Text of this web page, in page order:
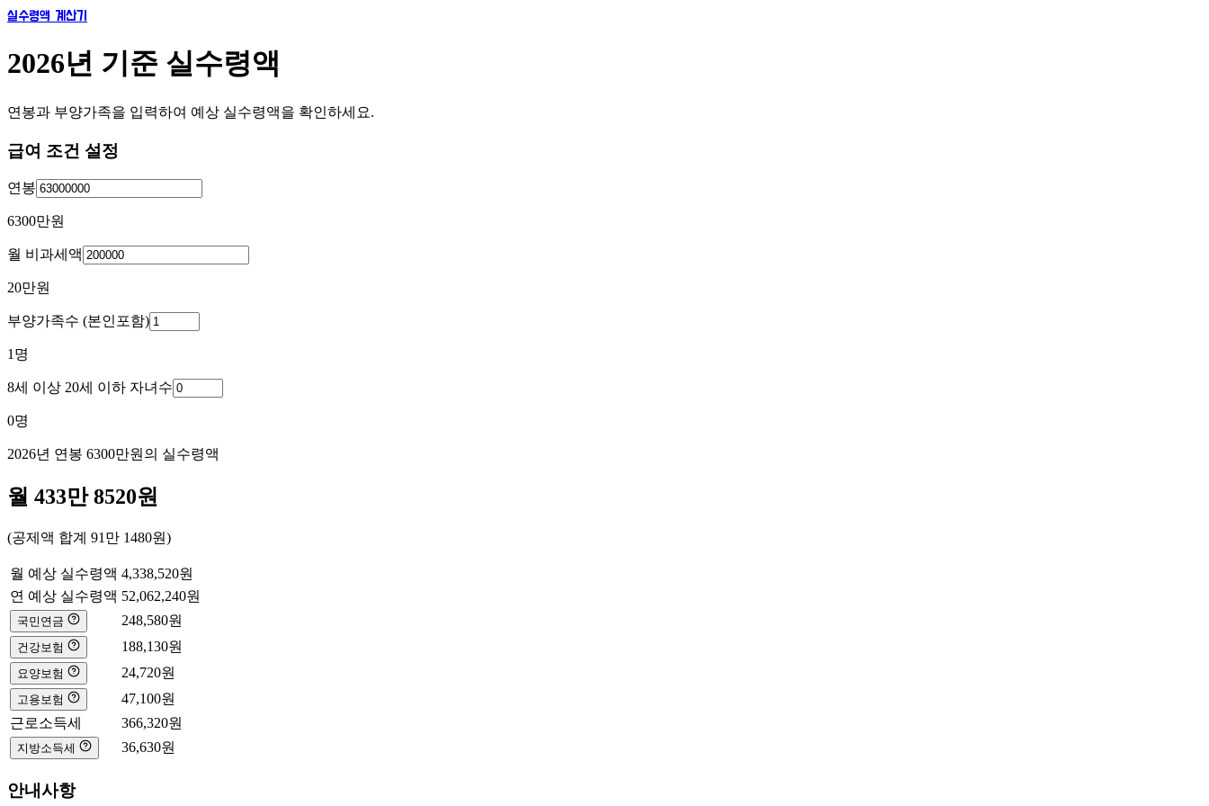
실수령액 계산기
2026년 기준 실수령액
연봉과 부양가족을 입력하여 예상 실수령액을 확인하세요.
급여 조건 설정
연봉
6300만원
월 비과세액
20만원
부양가족수 (본인포함)
1 명
8세 이상 20세 이하 자녀수
0명
2026년 연봉 6300만원의 실수령액
월 433만 8520원
(공제액 합계 91만 1480원)
월 예상 실수령액 4,338,520원
연 예상 실수령액 52,062,240원
국민연금 248,580원
건강보험 188,130원
요양보험 24,720원
고용보험 47,100원
근로소득세
366,320원
지방소득세 36,630원
안내사항